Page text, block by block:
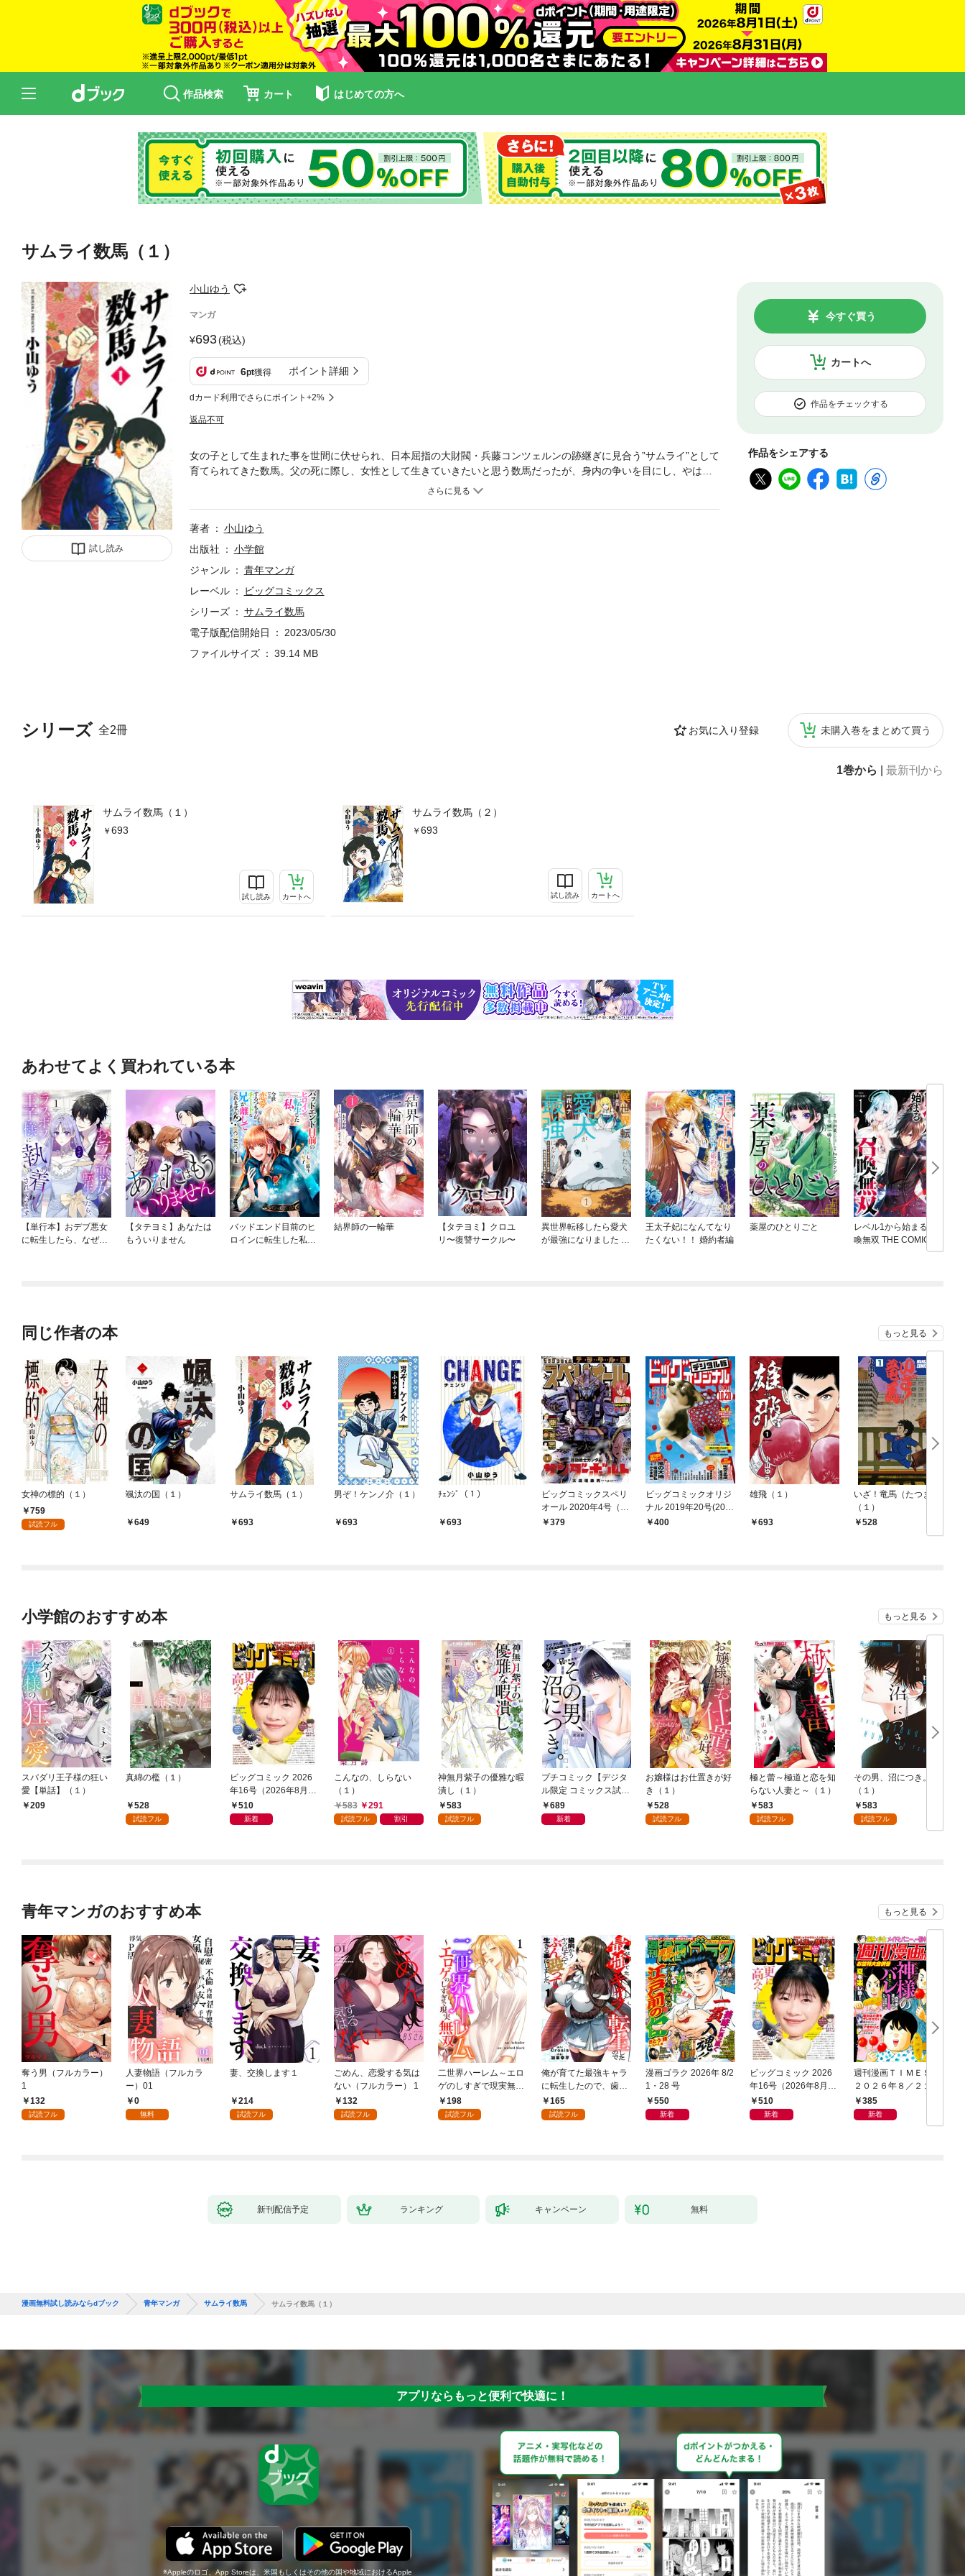
作品検索 カート はじめての方へ
サムライ数馬（１）
試し読み
小山ゆう
マンガ
693(税込)
6pt獲得 ポイント詳細
dカード利用でさらにポイント+2%
返品不可
カートへ
今すぐ買う
作品をチェックする
作品をシェアする
シリーズ 全2冊 お気に入り登録 未購入巻をまとめて買う
1巻から 最新刊から
サムライ数馬（１）
693
試し読み カートへ
サムライ数馬（２）
693
試し読み カートへ
女の子として生まれた事を世間に伏せられ、日本屈指の大財閥・兵藤コンツェルンの跡継ぎに見合う”サムライ”として
育てられてきた数馬。父の死に際し、女性として生きていきたいと思う数馬だったが、身内の争いを目にし、やはり
著者
小山ゆう
出版社
小学館
ジャンル
青年マンガ
レーベル
ビッグコミックス
シリーズ
サムライ数馬
電子版配信開始日
2023/05/30
ファイルサイズ
39.14 MB
あわせてよく買われている本
【単行本】おデブ悪女
に転生したら、なぜか
【タテヨミ】あなたは
もういりません
バッドエンド目前のヒ
ロインに転生した私、
結界師の一輪華
【タテヨミ】クロユ
リ〜復讐サークル〜
異世界転移したら愛犬
が最強になりました ～
王太子妃になんてなり
たくない！！ 婚約者編
薬屋のひとりごと
レベル1から始まる召
喚無双 THE COMIC
同じ作者の本 もっと見る
女神の標的（１）
759
試読フル
颯汰の国（１）
649
サムライ数馬（１）
693
男ぞ！ケンノ介（１）
693
ﾁｪﾝｼﾞ（１）
693
ビッグコミックスペリ
オール 2020年4号（20
20年1月24日発売）
379
ビッグコミックオリジ
ナル 2019年20号(201
9年10月4日発売)
400
雄飛（１）
693
いざ！竜馬（たつま）
（１）
528
小学館のおすすめ本 もっと見る
スパダリ王子様の狂い
愛【単話】（１）
209
真綿の檻（１）
528
試読フル
ビッグコミック 2026
年16号（2026年8月7
日発売）
510
新着
こんなの、しらない
（１）
583
291
試読フル 割引
神無月紫子の優雅な暇
潰し（１）
583
試読フル
プチコミック【デジタ
ル限定 コミックス試し
読み特典付き】 2026
年9月号（2026年8月7
689
新着
お嬢様はお仕置きが好
き（１）
528
試読フル
極と蕾～極道と恋を知
らない人妻と～（１）
583
試読フル
その男、沼につき。
（１）
583
試読フル
青年マンガのおすすめ本 もっと見る
奪う男（フルカラー）
1
132
試読フル
人妻物語（フルカラ
ー）01
0
無料
妻、交換します１
214
試読フル
ごめん、恋愛する気は
ない（フルカラー） 1
132
試読フル
二世界ハーレム～エロ
ゲのしすぎで現実無双
～１198
試読フル
俺が育てた最強キャラ
に転生したので、歯向
かうヤツはすべてぶん
殴って生きる事にしま
165
試読フル
漫画ゴラク 2026年 8/2
1・28 号
550
新着
ビッグコミック 2026
年16号（2026年8月7
日発売）
510
新着
週刊漫画ＴＩＭＥＳ
２０２６年８／２１・
２８合併号
385
新着
新刊配信予定 ランキング キャンペーン 無料
漫画無料試し読みならdブック 青年マンガ サムライ数馬 サムライ数馬（１）
アプリならもっと便利で快適に！
Appleのロゴ、App Storeは、米国もしくはその他の国や地域におけるApple